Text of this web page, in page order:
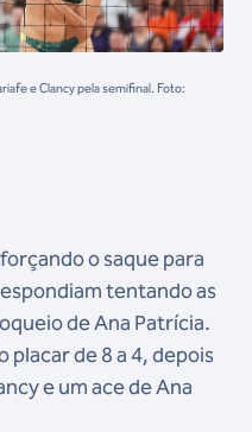
e Clancy pela semifinal. Foto:
o saque para
tentando as
de Ana Patrícia.
placar de 8 a 4, depois
e um ace de Ana